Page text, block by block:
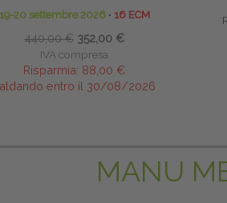
19-20 settembre 2026 ∙ 16 ECM
440,00 € 352,00 €
IVA compresa
Risparmia: 88,00 €
entro il 30/08/2026
MANU